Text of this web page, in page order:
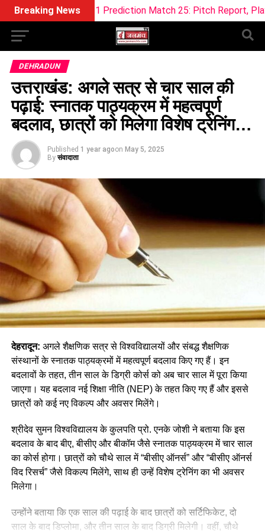
Breaking News
Prediction Match 25: Pitch Report, Playing 11 &
DEHRADUN
उत्तराखंड: अगले सत्र से चार साल की
पढ़ाई: स्नातक पाठ्यक्रम में महत्वपूर्ण
बदलाव, छात्रों को मिलेगा विशेष ट्रेनिंग…
Published 1 year agoon May 5, 2025
By संवादाता
देहरादून: अगले शैक्षणिक सत्र से विश्वविद्यालयों और संबद्ध शैक्षणिक
संस्थानों के स्नातक पाठ्यक्रमों में महत्वपूर्ण बदलाव किए गए हैं। इन
बदलावों के तहत, तीन साल के डिग्री कोर्स को अब चार साल में पूरा किया
जाएगा। यह बदलाव नई शिक्षा नीति (NEP) के तहत किए गए हैं और इससे
छात्रों को कई नए विकल्प और अवसर मिलेंगे।
श्रीदेव सुमन विश्वविद्यालय के कुलपति प्रो. एनके जोशी ने बताया कि इस
बदलाव के बाद बीए, बीसीए और बीकॉम जैसे स्नातक पाठ्यक्रम में चार साल
का कोर्स होगा। छात्रों को चौथे साल में “बीसीए ऑनर्स” और “बीसीए ऑनर्स
विद रिसर्च” जैसे विकल्प मिलेंगे, साथ ही उन्हें विशेष ट्रेनिंग का भी अवसर
मिलेगा।
उन्होंने बताया कि एक साल की पढ़ाई के बाद छात्रों को सर्टिफिकेट, दो
साल के बाद डिप्लोमा, और तीन साल के बाद डिग्री मिलेगी। वहीं, चौथे